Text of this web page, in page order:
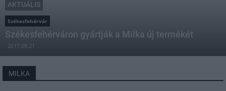
AKTUÁLIS
Székesfehérvár
Székesfehérváron gyártják a Milka új termékét
2017.09.21
MILKA